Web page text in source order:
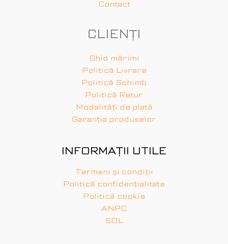
Contact
CLIENȚI
Ghid mărimi
Politică Livrare
Politică Schimb
Politică Retur
Modalități de plată
Garanția produselor
INFORMAȚII UTILE
Termeni și condiții
Politică confidențialitate
Politică cookie
ANPC
SOL